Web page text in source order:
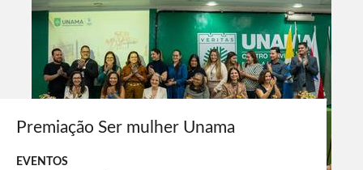
Premiação Ser mulher Unama
EVENTOS